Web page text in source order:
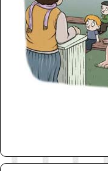
http://www.lefabz.com/